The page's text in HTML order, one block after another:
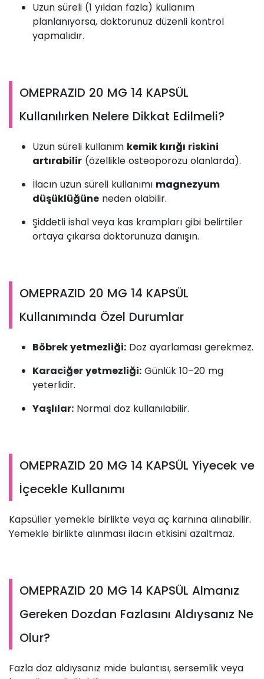
Uzun süreli (1 yıldan fazla) kullanım
planlanıyorsa, doktorunuz düzenli kontrol
yapmalıdır.
OMEPRAZID 20 MG 14 KAPSÜL
Kullanılırken Nelere Dikkat Edilmeli?
Uzun süreli kullanım kemik kırığı riskini
artırabilir (özellikle osteoporozu olanlarda).
İlacın uzun süreli kullanımı magnezyum
düşüklüğüne neden olabilir.
Şiddetli ishal veya kas krampları gibi belirtiler
ortaya çıkarsa doktorunuza danışın.
OMEPRAZID 20 MG 14 KAPSÜL
Kullanımında Özel Durumlar
Böbrek yetmezliği: Doz ayarlaması gerekmez.
Karaciğer yetmezliği: Günlük 10–20 mg
yeterlidir.
Yaşlılar: Normal doz kullanılabilir.
OMEPRAZID 20 MG 14 KAPSÜL Yiyecek ve
İçecekle Kullanımı
Kapsüller yemekle birlikte veya aç karnına alınabilir.
Yemekle birlikte alınması ilacın etkisini azaltmaz.
OMEPRAZID 20 MG 14 KAPSÜL Almanız
Gereken Dozdan Fazlasını Aldıysanız Ne
Olur?
Fazla doz aldıysanız mide bulantısı, sersemlik veya